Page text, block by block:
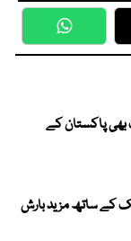
WhatsApp
بھی پاکستان کے
کے ساتھ مزید بارش